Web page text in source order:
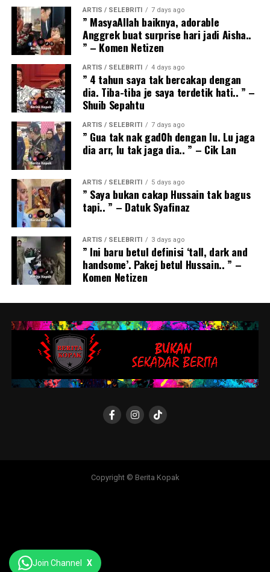
ARTIS / SELEBRITI 7 days ago
” MasyaAllah baiknya, adorable
Anggrek buat surprise hari jadi Aisha..
” – Komen Netizen
ARTIS / SELEBRITI 4 days ago
” 4 tahun saya tak bercakap dengan
dia. Tiba-tiba je saya terdetik hati.. ” –
Shuib Sepahtu
ARTIS / SELEBRITI 7 days ago
” Gua tak nak gad0h dengan lu. Lu jaga
dia arr, lu tak jaga dia.. ” – Cik Lan
ARTIS / SELEBRITI 5 days ago
” Saya bukan cakap Hussain tak bagus
tapi.. ” – Datuk Syafinaz
ARTIS / SELEBRITI 3 days ago
” Ini baru betul definisi ‘tall, dark and
handsome’. Pakej betul Hussain.. ” –
Komen Netizen
Copyright © Berita Kopak
Join Channel X